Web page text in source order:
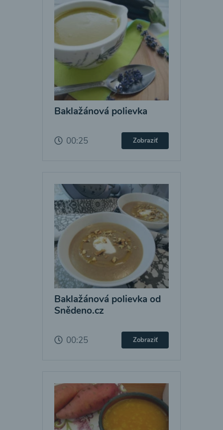
Baklažánová polievka
00:25 Zobraziť
Baklažánová polievka od
Snědeno.cz
00:25 Zobraziť